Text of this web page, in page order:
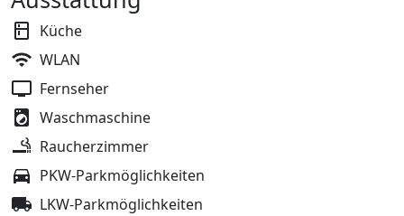
Küche
WLAN
Fernseher
Waschmaschine
Raucherzimmer
PKW-Parkmöglichkeiten
LKW-Parkmöglichkeiten